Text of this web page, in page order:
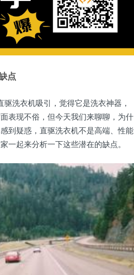
点
洗衣机吸引，觉得它是洗衣神器，
表现不俗，但今天我们来聊聊，为什
到疑惑，直驱洗衣机不是高端、性能
一起来分析一下这些潜在的缺点。